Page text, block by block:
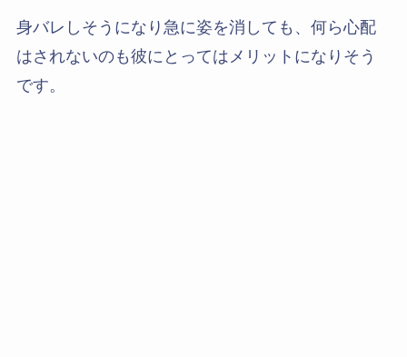
身バレしそうになり急に姿を消しても、何ら心配
はされないのも彼にとってはメリットになりそう
です。